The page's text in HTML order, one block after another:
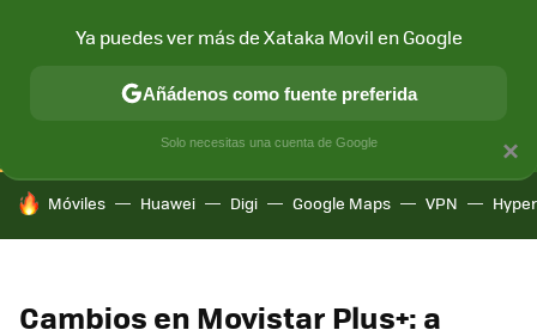
CONECTIVIDAD MÓVIL Y SOCIEDAD APLICACIONES
HOY SE HABLA DE
Móviles Huawei Digi Google Maps VPN
Cambios en Movistar Plus+: a
×
Ya puedes ver más de Xataka Movil en Google
Añádenos como fuente preferida
Solo necesitas una cuenta de Google